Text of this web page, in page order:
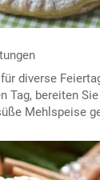
diverse
Tag, bereiten
Mehlspeise